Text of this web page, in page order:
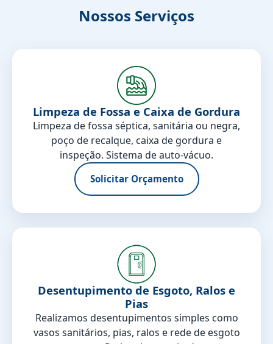
Nossos Serviços
Limpeza de Fossa e Caixa de Gordura
Limpeza de fossa séptica, sanitária ou negra,
poço de recalque, caixa de gordura e
inspeção. Sistema de auto-vácuo.
Solicitar Orçamento
Desentupimento de Esgoto, Ralos e
Pias
Realizamos desentupimentos simples como
vasos sanitários, pias, ralos e rede de esgoto